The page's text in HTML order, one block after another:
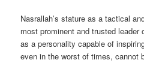
Nasrallah’s stature as a tactical
most prominent and trusted
as a personality capable of
even in the worst of times, cannot